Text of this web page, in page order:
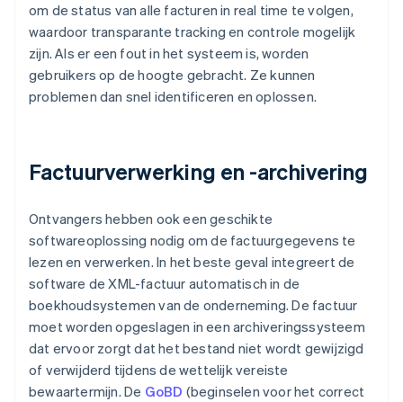
om de status van alle facturen in real time te volgen,
waardoor transparante tracking en controle mogelijk
zijn. Als er een fout in het systeem is, worden
gebruikers op de hoogte gebracht. Ze kunnen
problemen dan snel identificeren en oplossen.
Factuurverwerking en -archivering
Ontvangers hebben ook een geschikte
softwareoplossing nodig om de factuurgegevens te
lezen en verwerken. In het beste geval integreert de
software de XML-factuur automatisch in de
boekhoudsystemen van de onderneming. De factuur
moet worden opgeslagen in een archiveringssysteem
dat ervoor zorgt dat het bestand niet wordt gewijzigd
of verwijderd tijdens de wettelijk vereiste
bewaartermijn. De GoBD (beginselen voor het correct